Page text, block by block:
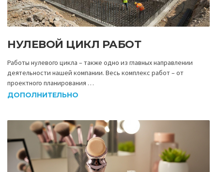
НУЛЕВОЙ ЦИКЛ РАБОТ
Работы нулевого цикла – также одно из главных направлении
деятельности нашей компании. Весь комплекс работ – от
проектного планирования …
ДОПОЛНИТЕЛЬНО